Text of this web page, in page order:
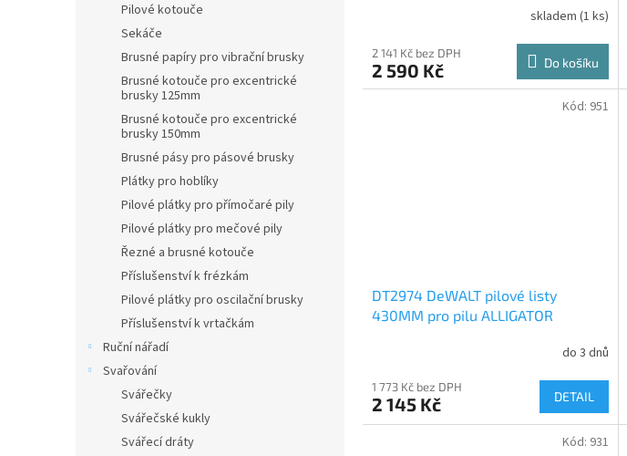
Pilové kotouče
Sekáče
Brusné papíry pro vibrační brusky
Brusné kotouče pro excentrické
brusky 125mm
Brusné kotouče pro excentrické
brusky 150mm
Brusné pásy pro pásové brusky
Plátky pro hoblíky
Pilové plátky pro přímočaré pily
Pilové plátky pro mečové pily
Řezné a brusné kotouče
Příslušenství k frézkám
Pilové plátky pro oscilační brusky
Příslušenství k vrtačkám
Ruční nářadí
Svařování
Svářečky
Svářečské kukly
Svářecí dráty
skladem (1 ks)
2 141 Kč bez DPH
2 590 Kč Do košíku
DT2974 DeWALT pilové listy
430MM pro pilu ALLIGATOR
do 3 dnů
1 773 Kč bez DPH
2 145 Kč DETAIL
Kód: 951
Kód: 931